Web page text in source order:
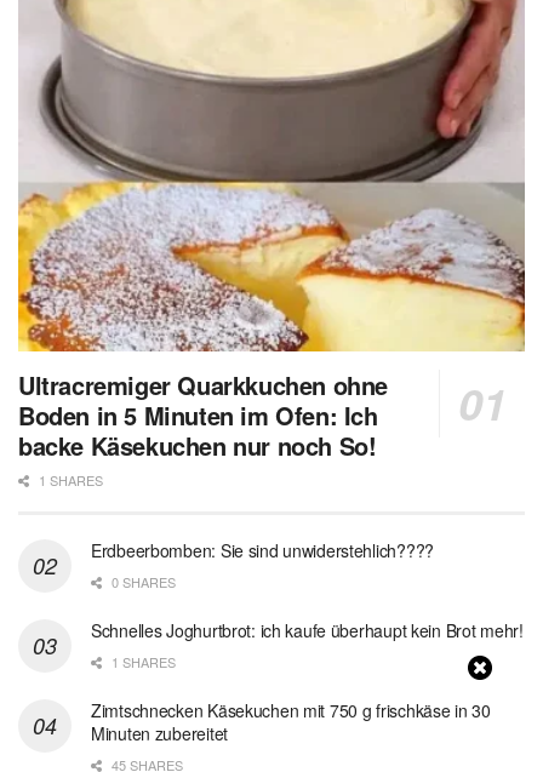
Ultracremiger Quarkkuchen ohne
Boden in 5 Minuten im Ofen: Ich
backe Käsekuchen nur noch So!
1 SHARES
Erdbeerbomben: Sie sind unwiderstehlich????
0 SHARES
Schnelles Joghurtbrot: ich kaufe überhaupt kein Brot mehr!
1 SHARES
Zimtschnecken Käsekuchen mit 750 g frischkäse in 30
Minuten zubereitet
45 SHARES